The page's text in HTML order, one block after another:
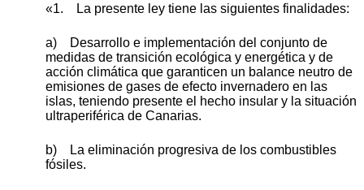
«1. La presente ley tiene las siguientes finalidades:
a) Desarrollo e implementación del conjunto de
medidas de transición ecológica y energética y de
acción climática que garanticen un balance neutro de
emisiones de gases de efecto invernadero en las
islas, teniendo presente el hecho insular y la situación
ultraperiférica de Canarias.
b) La eliminación progresiva de los combustibles
fósiles.